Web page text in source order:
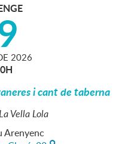
2026
i cant de taberna
Vella Lola
Arenyenc